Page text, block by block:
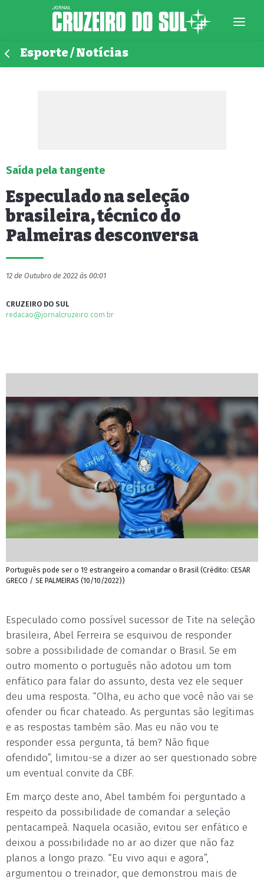
Esporte / Notícias
Saída pela tangente
Especulado na seleção
brasileira, técnico do
Palmeiras desconversa
12 de Outubro de 2022 às 00:01
CRUZEIRO DO SUL
redacao@jornalcruzeiro.com.br
Português pode ser o 1º estrangeiro a comandar o Brasil (Crédito: CESAR
GRECO / SE PALMEIRAS (10/10/2022))
Especulado como possível sucessor de Tite na seleção
brasileira, Abel Ferreira se esquivou de responder
sobre a possibilidade de comandar o Brasil. Se em
outro momento o português não adotou um tom
enfático para falar do assunto, desta vez ele sequer
deu uma resposta. “Olha, eu acho que você não vai se
ofender ou ficar chateado. As perguntas são legítimas
e as respostas também são. Mas eu não vou te
responder essa pergunta, tá bem? Não fique
ofendido”, limitou-se a dizer ao ser questionado sobre
um eventual convite da CBF.
Em março deste ano, Abel também foi perguntado a
respeito da possibilidade de comandar a seleção
pentacampeã. Naquela ocasião, evitou ser enfático e
deixou a possibilidade no ar ao dizer que não faz
planos a longo prazo. “Eu vivo aqui e agora”,
argumentou o treinador, que demonstrou mais de